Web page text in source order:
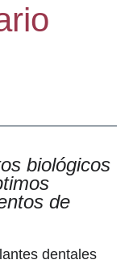
biológicos
de
dentales